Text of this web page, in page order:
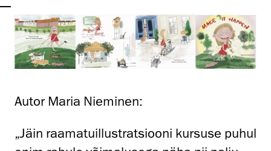
Autor Maria Nieminen:
„Jäin raamatuillustratsiooni kursuse puhul